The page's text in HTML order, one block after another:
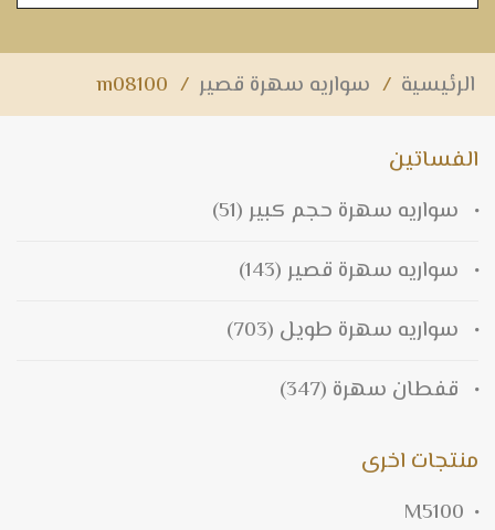
الرئيسية / سواريه سهرة قصير /
m08100
الفساتين
سواريه سهرة حجم كبير (51)
سواريه سهرة قصير (143)
سواريه سهرة طويل (703)
قفطان سهرة (347)
منتجات اخرى
M5100